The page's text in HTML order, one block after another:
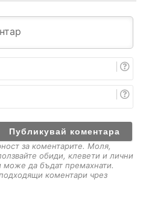
е
a
за коментарите. Моля,
обиди, клевети и лични
да бъдат премахнати.
коментари чрез